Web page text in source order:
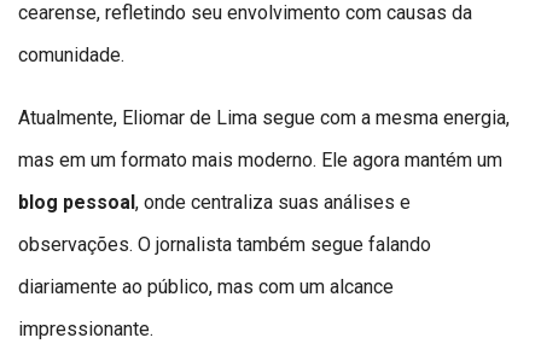
cearense, refletindo seu envolvimento com causas da
comunidade.
Atualmente, Eliomar de Lima segue com a mesma energia,
mas em um formato mais moderno. Ele agora mantém um
blog pessoal, onde centraliza suas análises e
observações. O jornalista também segue falando
diariamente ao público, mas com um alcance
impressionante.